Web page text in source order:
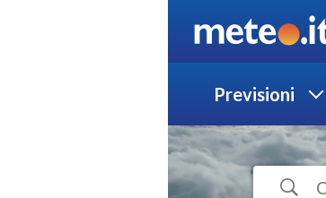
Previsioni